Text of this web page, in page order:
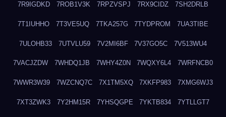
7R9IGDKD 7ROB1V3K 7RPZVSPJ 7RX9CIDZ 7SH2DRLB
7T1IUHHO 7T3VE5UQ 7TKA257G 7TYDPROM 7UA3TIBE
7ULOHB33 7UTVLU59 7V2MI6BF 7V37GO5C 7V513WU4
7VACJZDW 7WHDQ1JB 7WHY4Z0N 7WQXY6L4 7WRFNCB0
7WWR3W39 7WZCNQ7C 7X1TM5XQ 7XKFP983 7XMG6WJ3
7XT3ZWK3 7Y2HM15R 7YHSQGPE 7YKTB834 7YTLLGT7